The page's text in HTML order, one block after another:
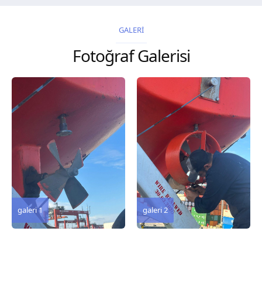
remarks 127 Korea
2026 Chart
Title, limits and other
remarks 67 Gulf of...
GALERİ
Fotoğraf Galerisi
galeri 2
galeri 3